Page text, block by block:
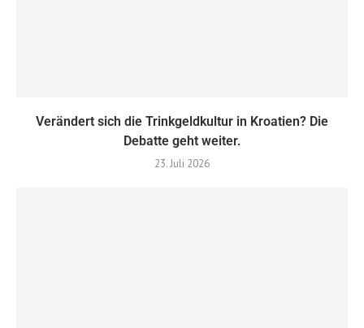
Verändert sich die Trinkgeldkultur in Kroatien? Die
Debatte geht weiter.
23. Juli 2026